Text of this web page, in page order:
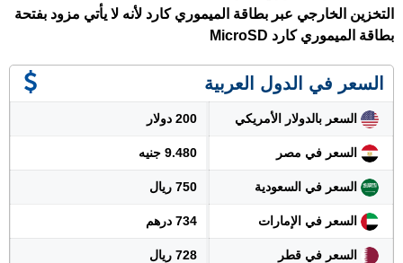
التخزين الخارجي عبر بطاقة الميموري كارد لأنه لا يأتي مزود بفتحة
بطاقة الميموري كارد MicroSD
السعر في الدول العربية
السعر بالدولار الأمريكي 200 دولار
السعر في مصر 9.480 جنيه
السعر في السعودية 750 ريال
السعر في الإمارات 734 درهم
السعر في قطر 728 ريال